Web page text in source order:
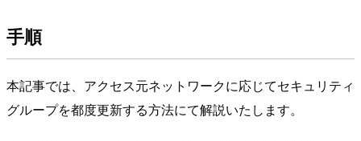
手順
本記事では、アクセス元ネットワークに応じてセキュリティ
グループを都度更新する方法にて解説いたします。